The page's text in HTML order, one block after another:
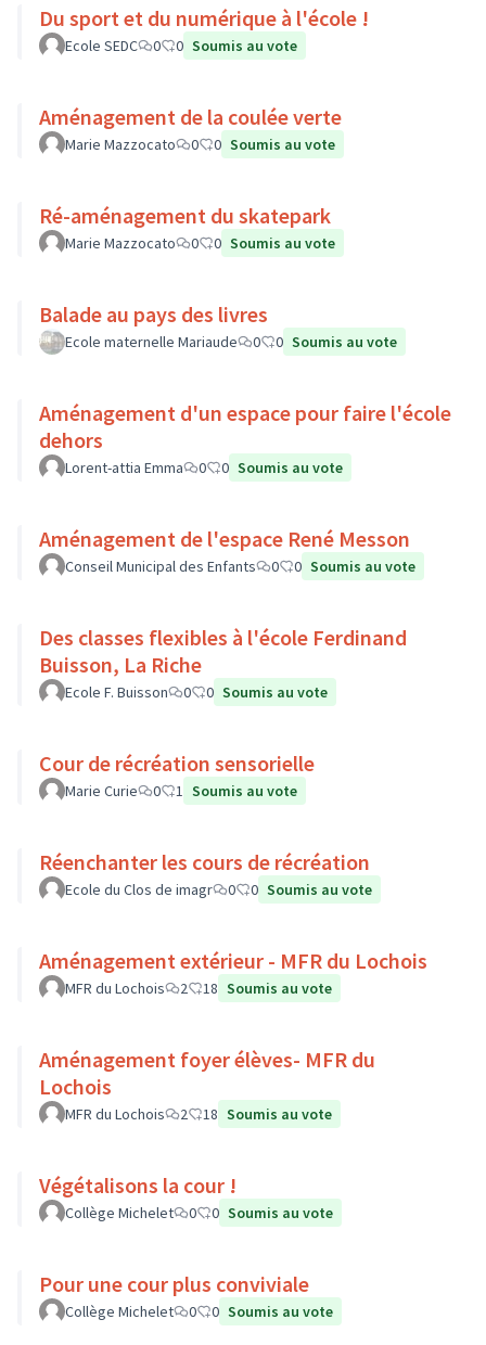
Du sport et du numérique à l'école !
Ecole SEDC 0 0 Soumis au vote
Aménagement de la coulée verte
Marie Mazzocato 0 0 Soumis au vote
Ré-aménagement du skatepark
Marie Mazzocato 0 0 Soumis au vote
Balade au pays des livres
Ecole maternelle Mariaude 0 0 Soumis au vote
Aménagement d'un espace pour faire l'école
dehors
Lorent-attia Emma 0 0 Soumis au vote
Aménagement de l'espace René Messon
Conseil Municipal des Enfants 0 0 Soumis au vote
Des classes flexibles à l'école Ferdinand
Buisson, La Riche
Ecole F. Buisson 0 0 Soumis au vote
Cour de récréation sensorielle
Marie Curie 0 1 Soumis au vote
Réenchanter les cours de récréation
Ecole du Clos de imagr 0 0 Soumis au vote
Aménagement extérieur - MFR du Lochois
MFR du Lochois 2 18 Soumis au vote
Aménagement foyer élèves- MFR du
Lochois
MFR du Lochois 2 18 Soumis au vote
Végétalisons la cour !
Collège Michelet 0 0 Soumis au vote
Pour une cour plus conviviale
Collège Michelet 0 0 Soumis au vote